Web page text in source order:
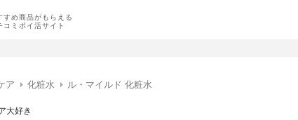
すめ商品がもらえる
コミポイ活サイト
ア 化粧水 ル・マイルド 化粧水
大好き